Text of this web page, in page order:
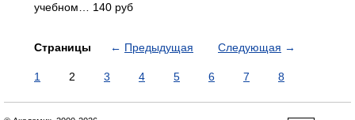
учебном… 140 руб
Страницы ← Предыдущая Следующая →
1 2 3 4 5 6 7 8